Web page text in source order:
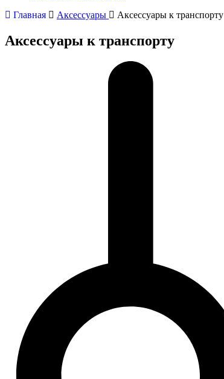
Главная
Аксессуары Аксессуары к транспорту
Аксессуары к транспорту